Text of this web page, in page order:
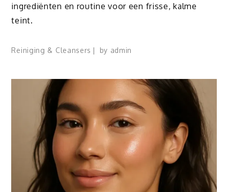
ingrediënten en routine voor een frisse, kalme
teint.
Reiniging & Cleansers by admin